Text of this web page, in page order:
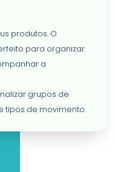
produtos. O
para organizar
a
grupos de
tipos de movimento.